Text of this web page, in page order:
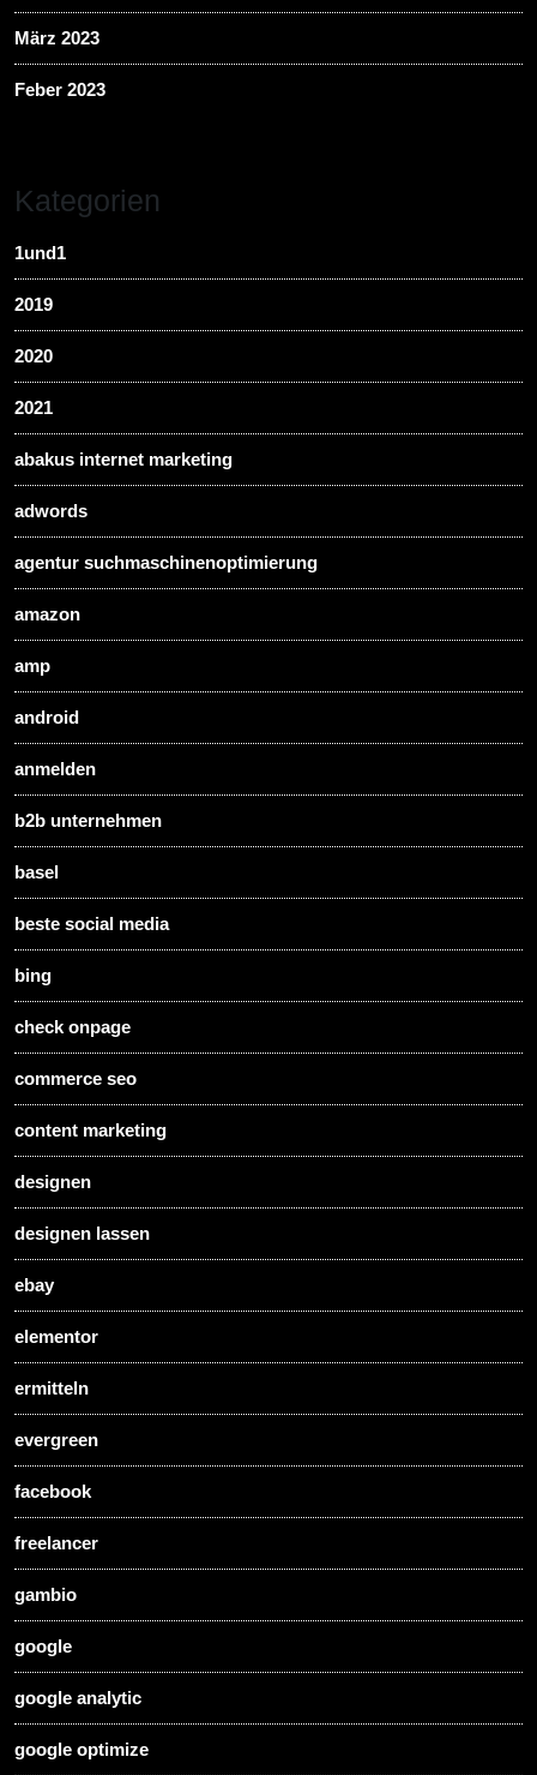
März 2023
Feber 2023
Kategorien
1und1
2019
2020
2021
abakus internet marketing
adwords
agentur suchmaschinenoptimierung
amazon
amp
android
anmelden
b2b unternehmen
basel
beste social media
bing
check onpage
commerce seo
content marketing
designen
designen lassen
ebay
elementor
ermitteln
evergreen
facebook
freelancer
gambio
google
google analytic
google optimize